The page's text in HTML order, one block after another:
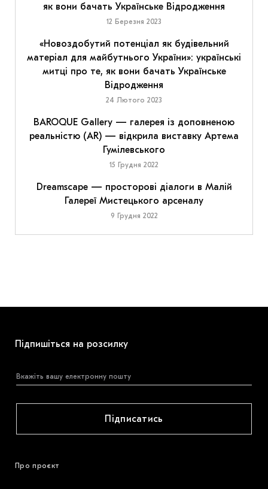
як вони бачать Українське Відродження
12 Березня 2023
«Новоздобутий потенціал як будівельний
матеріал для майбутнього України»: українські
митці про те, як вони бачать Українське
Відродження
24 Лютого 2023
BAROQUE Gallery — галерея із доповненою
реальністю (AR) — відкрила виставку Артема
Гумілевського
15 Грудня 2022
Dreamscape — просторові діалоги в Малій
Галереї Мистецького арсеналу
9 Грудня 2022
Підпишіться на розсилку
Підписатись
Про проєкт